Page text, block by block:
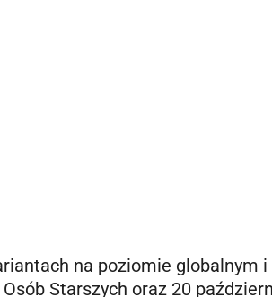
na poziomie globalnym i
Starszych oraz 20